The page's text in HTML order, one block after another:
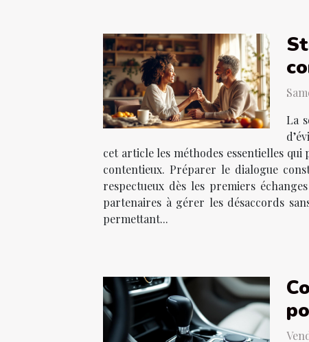
La
cet article les méthodes essentielles
contentieux. Préparer le dialogue
respectueux dès les premiers
partenaires à gérer les désaccords
permettant...